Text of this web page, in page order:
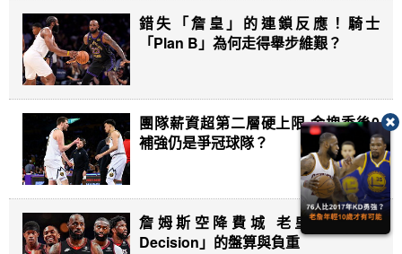
錯失「詹皇」的連鎖反應！騎士
「Plan B」為何走得舉步維艱？
團隊薪資超第二層硬上限 金塊季後0
補強仍是爭冠球隊？
詹姆斯空降費城 老皇帝「Last
Decision」的盤算與負重